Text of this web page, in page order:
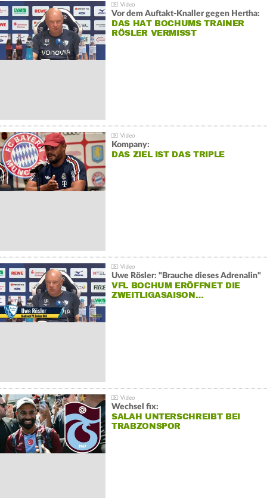
Vor dem Auftakt-Knaller gegen Hertha:
DAS HAT BOCHUMS TRAINER
RÖSLER VERMISST
Kompany:
DAS ZIEL IST DAS TRIPLE
Uwe Rösler: "Brauche dieses Adrenalin"
VFL BOCHUM ERÖFFNET DIE
ZWEITLIGASAISON…
Wechsel fix:
SALAH UNTERSCHREIBT BEI
TRABZONSPOR